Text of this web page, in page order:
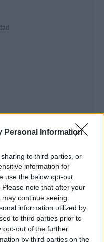
Personal Information
to third parties, or
information for
use the below opt-out
note that after your
continue seeing
information utilized by
to third parties prior to
opt-out of the further
by third parties on the
invisalign,
con empastes y
de los tratamientos
físico de los
de esta clinica